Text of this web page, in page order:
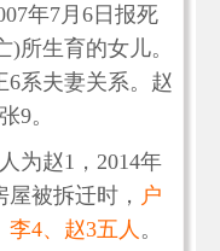
年7月6日报死
)所生育的女儿。
6系夫妻关系。赵
9。
为赵1，2014年
被拆迁时， 户
4、赵3五人 。